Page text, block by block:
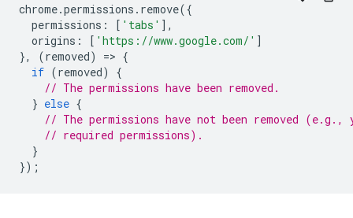
chrome.permissions . remove({
permissions : [ 'tabs' ],
origins : [ 'https://www.google.com/' ]
},
(removed) => {
if (removed)
{
// The permissions have been removed.
} else {
// The permissions have not been removed (e.g.,
// required permissions).
}
});